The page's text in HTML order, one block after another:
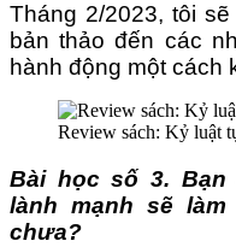
Tháng 2/2023, tôi
bản thảo đến các
hành động một cách
Review sách: Kỷ luật
Bài học số 3. Bạn
lành mạnh sẽ
chưa?